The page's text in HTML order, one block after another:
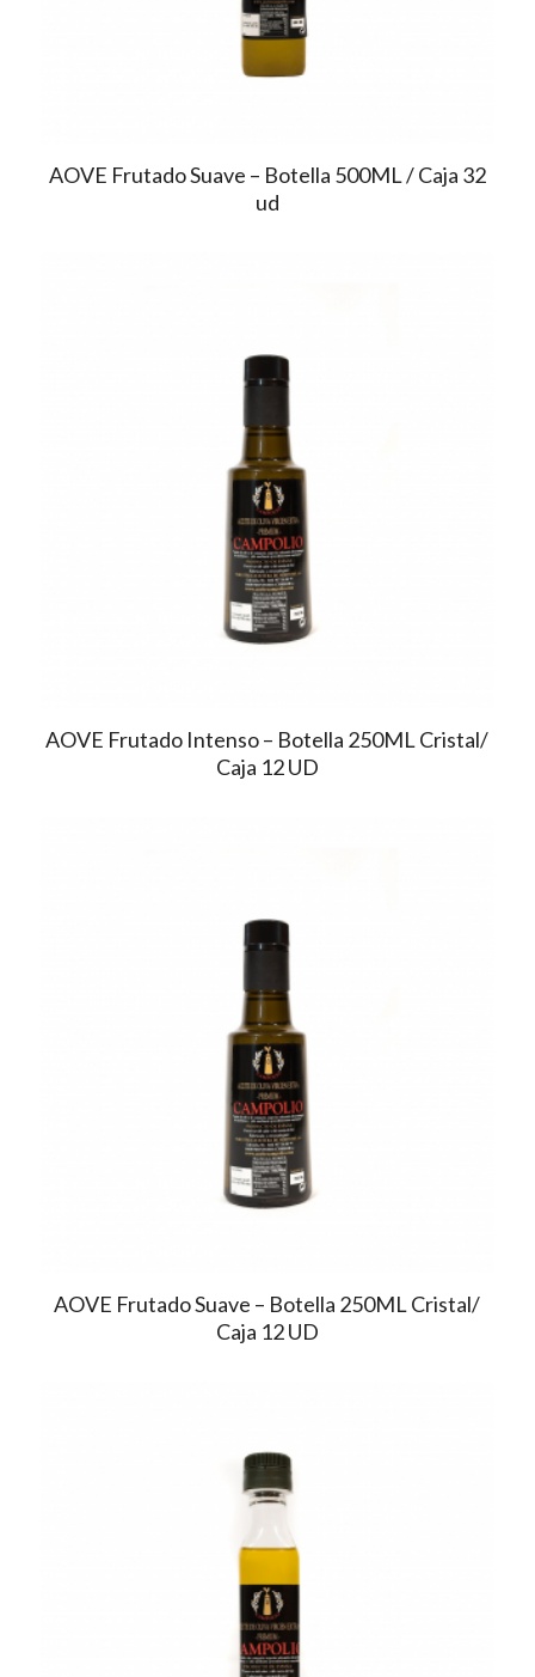
AOVE Frutado Suave – Botella 500ML / Caja 32
ud
AOVE Frutado Intenso – Botella 250ML Cristal/
Caja 12 UD
AOVE Frutado Suave – Botella 250ML Cristal/
Caja 12 UD